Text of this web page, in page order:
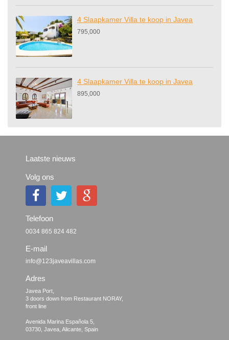
4 Slaapkamer Villa te koop in Javea
795,000
4 Slaapkamer Villa te koop in Javea
895,000
Laatste nieuws
Volg ons
Telefoon
0034 865 824 482
E-mail
info@123javeavillas.com
Adres
Javea Port,
3 doors down from Restaurant NORAY,
front line
Avenida Marina Española 5,